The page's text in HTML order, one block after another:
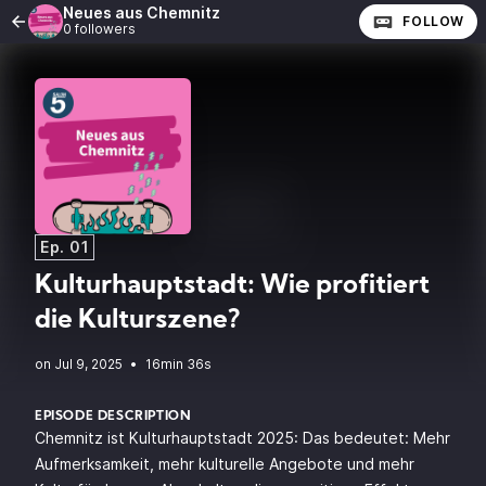
Neues aus Chemnitz
0 followers FOLLOW
Ep. 01
Kulturhauptstadt: Wie profitiert
die Kulturszene?
• 16min 36s
EPISODE DESCRIPTION
Chemnitz ist Kulturhauptstadt 2025: Das bedeutet: Mehr
Aufmerksamkeit, mehr kulturelle Angebote und mehr